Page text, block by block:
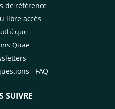
de référence
libre accès
Quae
- FAQ
SUIVRE